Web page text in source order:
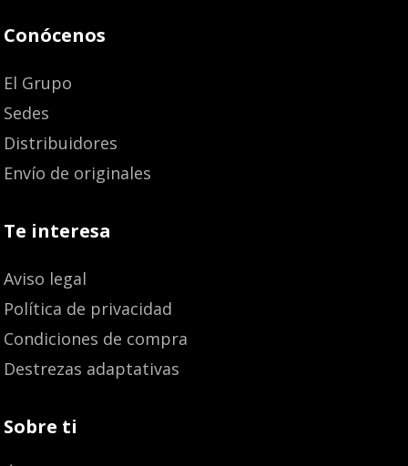
Conócenos
El Grupo
Sedes
Distribuidores
Envío de originales
Te interesa
Aviso legal
Política de privacidad
Condiciones de compra
Destrezas adaptativas
Sobre ti